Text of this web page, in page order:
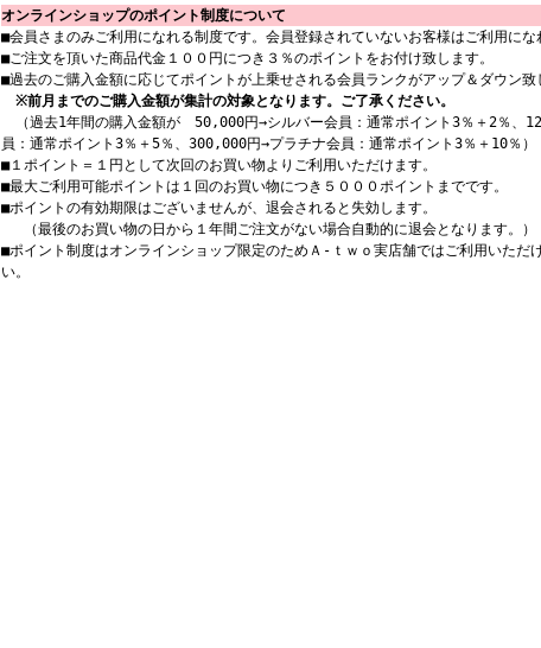
オンラインショップのポイント制度について
■会員さまのみご利用になれる制度です。会員登録されていないお客様はご利用にな
■ご注文を頂いた商品代金１００円につき３％のポイントをお付け致します。
■過去のご購入金額に応じてポイントが上乗せされる会員ランクがアップ＆ダウン致
※前月までのご購入金額が集計の対象となります。ご了承ください。
（過去1年間の購入金額が 50,000円→シルバー会員：通常ポイント3％＋2％、
員：通常ポイント3％＋5％、300,000円→プラチナ会員：通常ポイント3％＋10％）
■１ポイント＝１円として次回のお買い物よりご利用いただけます。
■最大ご利用可能ポイントは１回のお買い物につき５０００ポイントまでです。
■ポイントの有効期限はございませんが、退会されると失効します。
（最後のお買い物の日から１年間ご注文がない場合自動的に退会となります。）
■ポイント制度はオンラインショップ限定のためＡ-ｔｗｏ実店舗ではご利用いただ
い。